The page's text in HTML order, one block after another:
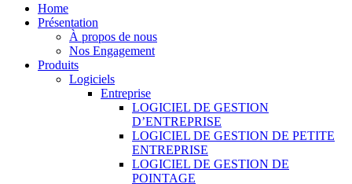
Home
Présentation
À propos de nous
Nos Engagement
Produits
Logiciels
Entreprise
LOGICIEL DE GESTION
D’ENTREPRISE
LOGICIEL DE GESTION DE PETITE
ENTREPRISE
LOGICIEL DE GESTION DE
POINTAGE